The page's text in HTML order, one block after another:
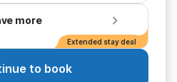
more
Extended stay deal
to book